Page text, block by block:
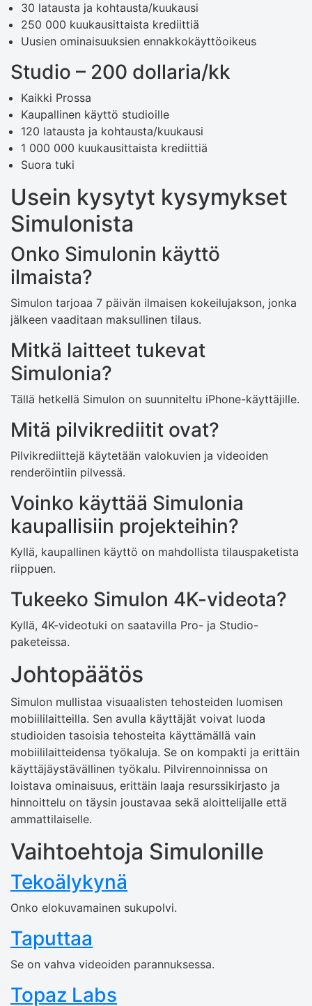
30 latausta ja kohtausta/kuukausi
250 000 kuukausittaista krediittiä
Uusien ominaisuuksien ennakkokäyttöoikeus
Studio – 200 dollaria/kk
Kaikki Prossa
Kaupallinen käyttö studioille
120 latausta ja kohtausta/kuukausi
1 000 000 kuukausittaista krediittiä
Suora tuki
Usein kysytyt kysymykset
Simulonista
Onko Simulonin käyttö
ilmaista?
Simulon tarjoaa 7 päivän ilmaisen kokeilujakson, jonka
jälkeen vaaditaan maksullinen tilaus.
Mitkä laitteet tukevat
Simulonia?
Tällä hetkellä Simulon on suunniteltu iPhone-käyttäjille.
Mitä pilvikrediitit ovat?
Pilvikrediittejä käytetään valokuvien ja videoiden
renderöintiin pilvessä.
Voinko käyttää Simulonia
kaupallisiin projekteihin?
Kyllä, kaupallinen käyttö on mahdollista tilauspaketista
riippuen.
Tukeeko Simulon 4K-videota?
Kyllä, 4K-videotuki on saatavilla Pro- ja Studio-
paketeissa.
Johtopäätös
Simulon mullistaa visuaalisten tehosteiden luomisen
mobiililaitteilla. Sen avulla käyttäjät voivat luoda
studioiden tasoisia tehosteita käyttämällä vain
mobiililaitteidensa työkaluja. Se on kompakti ja erittäin
käyttäjäystävällinen työkalu. Pilvirennoinnissa on
loistava ominaisuus, erittäin laaja resurssikirjasto ja
hinnoittelu on täysin joustavaa sekä aloittelijalle että
ammattilaiselle.
Vaihtoehtoja Simulonille
Tekoälykynä
Onko elokuvamainen sukupolvi.
Taputtaa
Se on vahva videoiden parannuksessa.
Topaz Labs